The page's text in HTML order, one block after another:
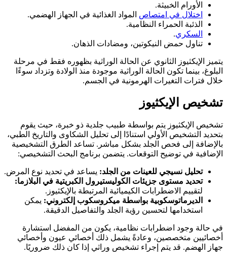
الأورام الخبيثة.
اختلال في امتصاص المواد الغذائية في الجهاز الهضمي.
الذئبة الحمراء النظامية.
السكري.
تناول حمض النيكوتين، ومضادات الذهان.
يتميز الإيكثيوز الثانوي عن الحالة الوراثية بظهوره فقط في مرحلة
البلوغ، بينما تكون الحالة الوراثية موجودة منذ الولادة وتزداد سوءًا
خلال فترات التغيرات الهرمونية في الجسم.
تشخيص الإيكثيوز
تشخيص الإيكثيوز يتم بواسطة طبيب جلدية ذو خبرة، حيث يقوم
بتحديد التشخيص الأولي استنادًا إلى تحليل الشكاوى والتاريخ الطبي،
بالإضافة إلى فحص الجلد بشكل مباشر. تساعد الطرق التشخيصية
الإضافية في توضيح التوقعات. يتضمن برنامج البحث التشخيصي:
تحليل نسيجي للعينات من الجلد: يساعد في تحديد نوع المرض.
تحديد مستوى جزيئات الكوليستيرول الكبريتية في البلازما:
لتقييم الاضطرابات الكيميائية المرتبطة بالإيكثيوز.
الديرماتوسكوبية بواسطة ميكروسكوب إلكتروني: يمكن
استخدامها لتحسين رؤية الجلد والتفاصيل الدقيقة.
في حالة وجود اضطرابات نظامية، يكون من المفضل استشارة
أخصائيين متخصصين، وعادةً يشمل ذلك أخصائي عيون وأخصائي
جهاز الهضم. قد يتم إجراء تشخيص وراثي إذا كان ذلك ضروريًا.